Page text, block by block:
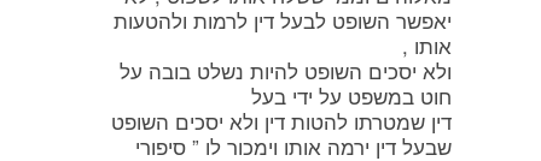
יאפשר השופט לבעל דין לרמות ולהטעות
אותו ,
ולא יסכים השופט להיות נשלט בובה על
חוט במשפט על ידי בעל
דין שמטרתו להטות דין ולא יסכים השופט
שבעל דין ירמה אותו וימכור לו ” סיפורי